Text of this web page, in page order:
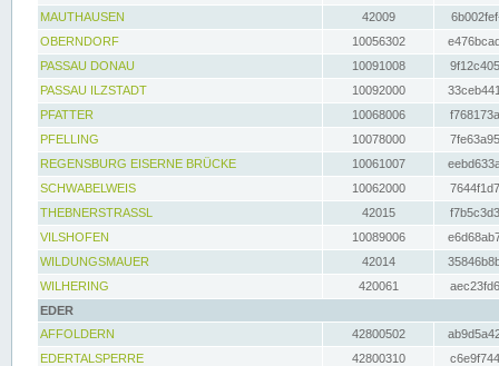
MAUTHAUSEN
42009
OBERNDORF
10056302
PASSAU DONAU
10091008
PASSAU ILZSTADT
10092000
PFATTER
10068006
PFELLING
10078000
REGENSBURG EISERNE BRÜCKE
10061007
SCHWABELWEIS
10062000
THEBNERSTRASSL
42015
VILSHOFEN
10089006
WILDUNGSMAUER
42014
WILHERING
420061
EDER
AFFOLDERN
42800502
EDERTALSPERRE
42800310